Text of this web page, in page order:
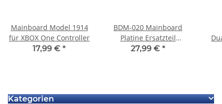
Mainboard Model 1914
für XBOX One Controller
17,99 € *
BDM-020 Mainboard
Platine Ersatzteil
Controller für Ps5
27,99 € *
Kategorien